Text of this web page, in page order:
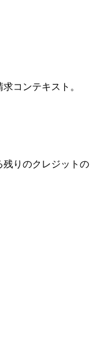
コンテキスト。
残りのクレジットの